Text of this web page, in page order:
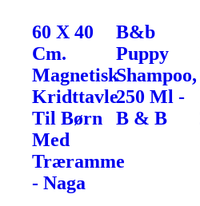
60 X 40
Cm.
Magnetisk
Kridttavle
Til Børn
Med
Træramme
- Naga
B&b
Puppy
Shampoo,
250 Ml -
B & B